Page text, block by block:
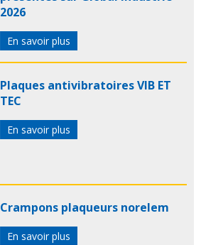
2026
En savoir plus
Plaques antivibratoires VIB ET
TEC
En savoir plus
Crampons plaqueurs norelem
En savoir plus